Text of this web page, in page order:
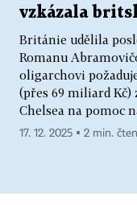
vzkázala
Británie udělila
Romanu
oligarchovi
(přes 69 miliard
Chelsea na pomoc
17. 12. 2025 ▪ 2 min.